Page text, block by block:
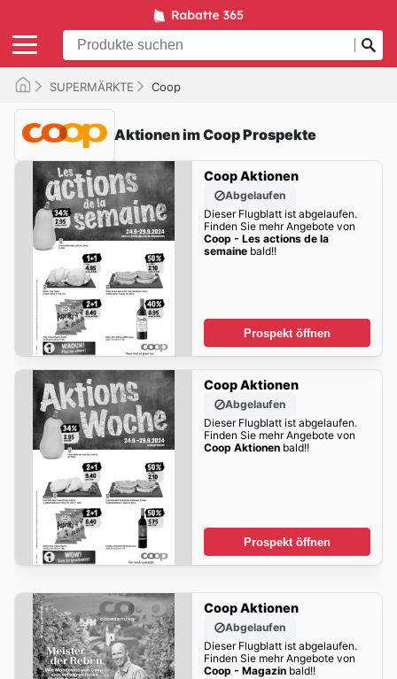
SUPERMÄRKTE Coop
Aktionen im Coop Prospekte
Coop Aktionen
Abgelaufen
Dieser Flugblatt ist abgelaufen.
Finden Sie mehr Angebote von
Coop - Les actions de la
semainebald!!
Prospekt öffnen
Coop Aktionen
Abgelaufen
Dieser Flugblatt ist abgelaufen.
Finden Sie mehr Angebote von
Coop Aktionenbald!!
Prospekt öffnen
Coop Aktionen
Abgelaufen
Dieser Flugblatt ist abgelaufen.
Finden Sie mehr Angebote von
Coop - Magazinbald!!